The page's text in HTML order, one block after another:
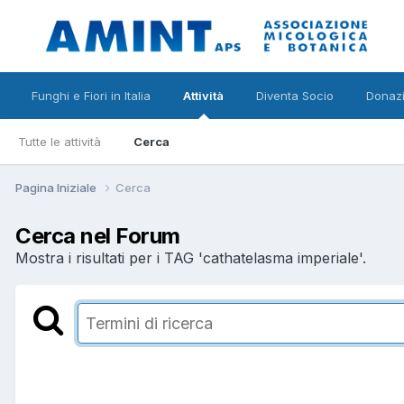
Funghi e Fiori in Italia Attività
Tutte le attività Cerca
Diventa Socio
Pagina Iniziale Cerca
Cerca nel Forum
Mostra i risultati per i TAG 'cathatelasma imperiale'.